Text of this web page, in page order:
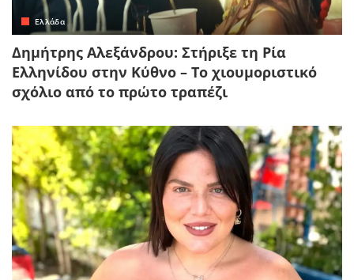
Ελλάδα
Δημήτρης Αλεξάνδρου: Στήριξε τη Ρία
Ελληνίδου στην Κύθνο – Το χιουμοριστικό
σχόλιο από το πρώτο τραπέζι